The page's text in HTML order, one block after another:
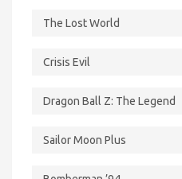
The Lost World
Crisis Evil
Dragon Ball Z: The Legend
Sailor Moon Plus